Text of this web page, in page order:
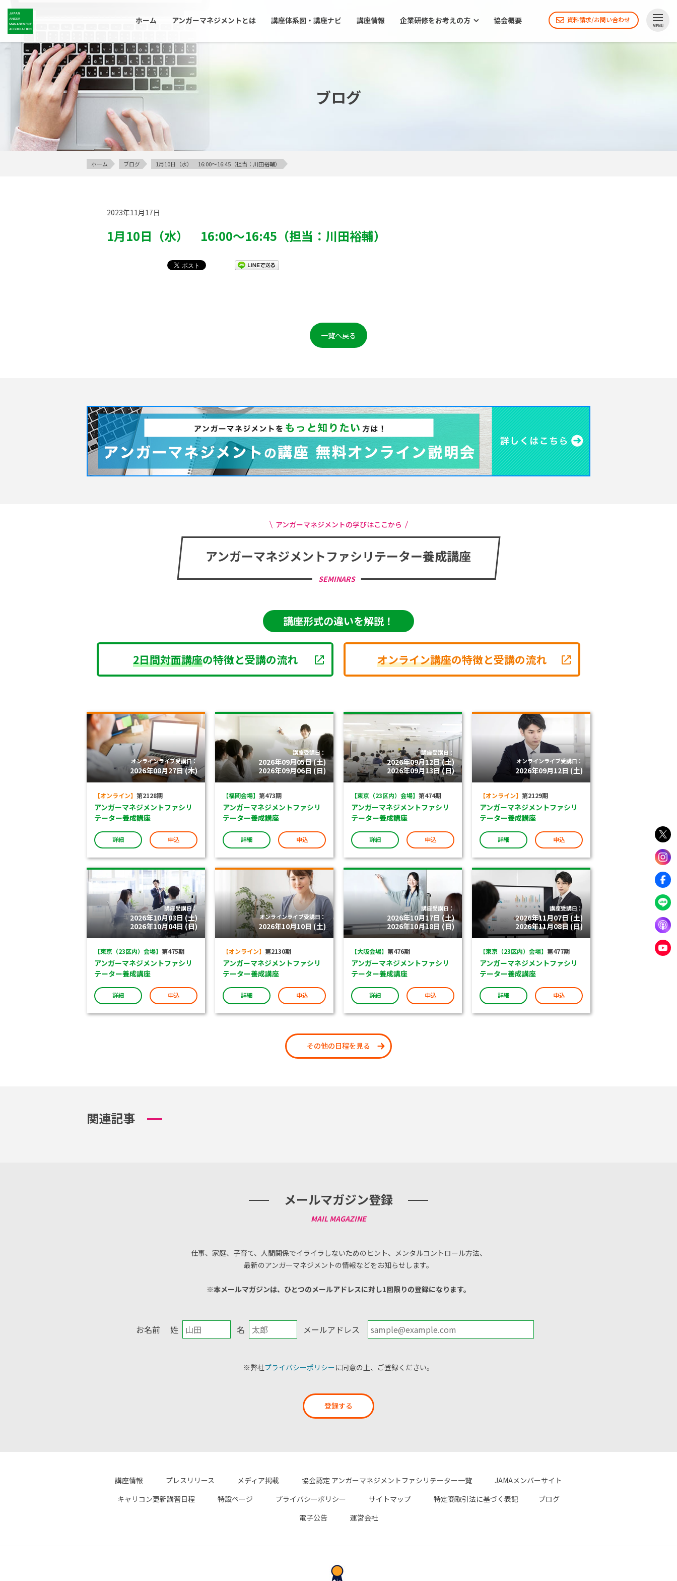
ホーム アンガーマネジメントとは 講座体系図・講座ナビ 講座情報 企業研修をお考えの方 協会概要 資料請求/お問い合わせ
ブログ
ホーム ブログ 1月10日（水） 16:00～16:45（担当：川田裕輔）
2023年11月17日
1月10日（水） 16:00～16:45（担当：川田裕輔）
一覧へ戻る
アンガーマネジメントの学びはここから
アンガーマネジメントファシリテーター養成講座
SEMINARS
講座形式の違いを解説！
2日間対面講座の特徴と受講の流れ オンライン講座の特徴と受講の流れ
オンラインライブ受講日：
2026年08月27日 (木)
【オンライン】 第2128期
アンガーマネジメントファシリ
テーター養成講座
詳細 申込
講座受講日：
2026年09月05日 (土)
2026年09月06日 (日)
【福岡会場】 第473期
アンガーマネジメントファシリ
テーター養成講座
詳細 申込
講座受講日：
2026年09月12日 (土)
2026年09月13日 (日)
【東京（23区内）会場】 第474期
アンガーマネジメントファシリ
テーター養成講座
詳細 申込
オンラインライブ受講日：
2026年09月12日 (土)
【オンライン】 第2129期
アンガーマネジメントファシリ
テーター養成講座
詳細 申込
講座受講日：
2026年10月03日 (土)
2026年10月04日 (日)
【東京（23区内）会場】 第475期
アンガーマネジメントファシリ
テーター養成講座
詳細 申込
オンラインライブ受講日：
2026年10月10日 (土)
【オンライン】 第2130期
アンガーマネジメントファシリ
テーター養成講座
詳細 申込
講座受講日：
2026年10月17日 (土)
2026年10月18日 (日)
【大阪会場】 第476期
アンガーマネジメントファシリ
テーター養成講座
詳細 申込
講座受講日：
2026年11月07日 (土)
2026年11月08日 (日)
【東京（23区内）会場】 第477期
アンガーマネジメントファシリ
テーター養成講座
詳細 申込
その他の日程を見る
関連記事
メールマガジン登録
仕事、家庭、子育て、人間関係でイライラしないためのヒント、メンタルコントロール方法、
最新のアンガーマネジメントの情報などをお知らせします。
※本メールマガジンは、ひとつのメールアドレスに対し1回限りの登録になります。
お名前 姓 名 メールアドレス
※弊社プライバシーポリシーに同意の上、ご登録ください。
登録する
講座情報 プレスリリース メディア掲載 協会認定 アンガーマネジメントファシリテーター一覧
JAMAメンバーサイト
キャリコン更新講習日程
特設ページ プライバシーポリシー サイトマップ 特定商取引法に基づく表記
ブログ
電子公告
運営会社